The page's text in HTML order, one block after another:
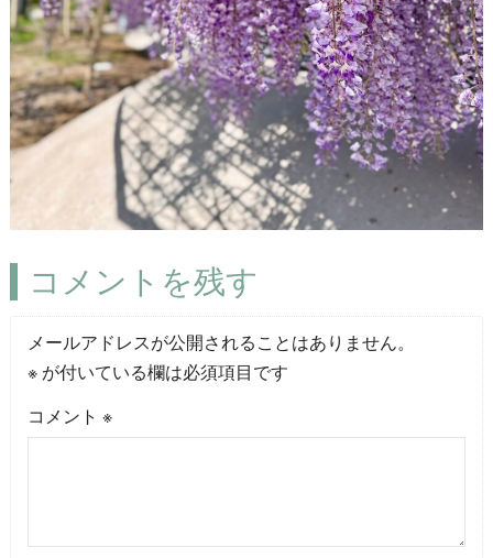
コメントを残す
メールアドレスが公開されることはありません。
※が付いている欄は必須項目です
コメント ※